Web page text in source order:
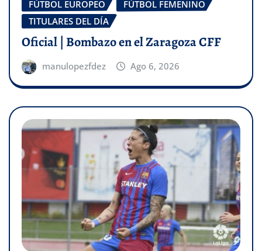
FÚTBOL EUROPEO
FÚTBOL FEMENINO
TITULARES DEL DÍA
Oficial | Bombazo en el Zaragoza CFF
manulopezfdez Ago 6, 2026